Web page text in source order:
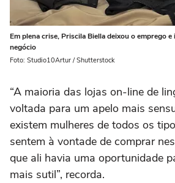
Em plena crise, Priscila Biella deixou o emprego
negócio
Foto: Studio10Artur / Shutterstock
“A maioria das lojas on-line de
voltada para um apelo mais
existem mulheres de todos os
sentem à vontade de comprar
que ali havia uma oportunidade
mais sutil”, recorda.